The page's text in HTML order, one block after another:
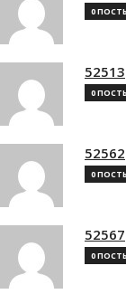
0
52513
0
52562
0
52567
0